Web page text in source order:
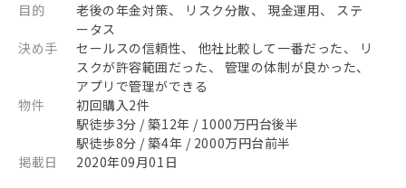
目的
老後の年金対策、 リスク分散、 現金運用、 ステ
ータス
決め手
セールスの信頼性、 他社比較して一番だった、 リ
スクが許容範囲だった、 管理の体制が良かった、
アプリで管理ができる
物件
初回購入2件
駅徒歩3分 / 築12年 / 1000万円台後半
駅徒歩8分 / 築4年 / 2000万円台前半
掲載日
2020年09月01日